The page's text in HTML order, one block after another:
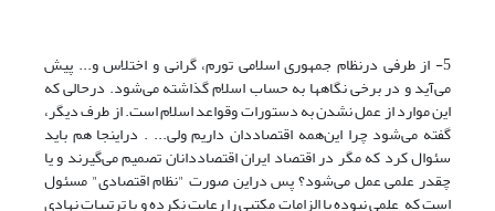
5- از طرفی درنظام جمهوری اسلامی تورم، گرانی و اختلاس و... پیش
می‌آید و در برخی نگاهها به حساب اسلام گذاشته می‌شود. درحالی که
این موارد از عمل نشدن به دستورات وقواعد اسلام است. از طرف دیگر،
گفته می‌شود چرا این‌همه اقتصاددان داریم ولی... . دراینجا هم باید
سئوال کرد که مگر در اقتصاد ایران اقتصاددانان تصمیم می‌گیرند و یا
چقدر علمی عمل می‌شود؟ پس دراین صورت "نظام اقتصادی" مسئول
است که علمی نبوده یا الزامات مکتبی را رعایت نکرده و یا ترتیبات نهادی